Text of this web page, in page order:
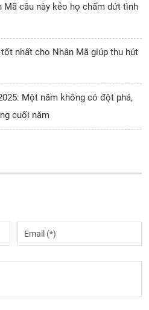
câu này kẻo họ chấm dứt tình
nhất cho Nhân Mã giúp thu hút
Một năm không có đột phá,
cuối năm